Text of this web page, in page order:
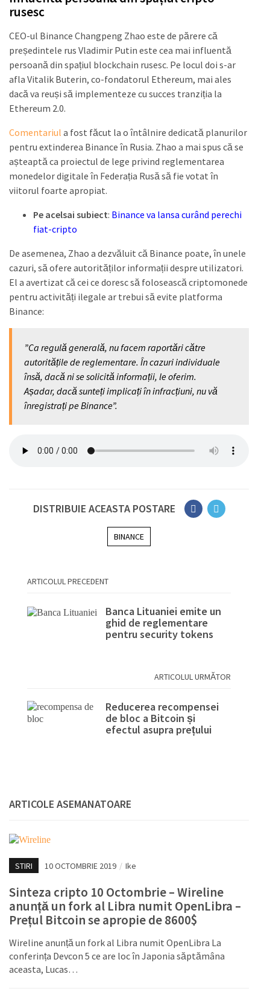
rusesc
CEO-ul Binance Changpeng Zhao este de părere că
președintele rus Vladimir Putin este cea mai influentă
persoană din spațiul blockchain rusesc. Pe locul doi s-ar
afla Vitalik Buterin, co-fondatorul Ethereum, mai ales
dacă va reuși să implementeze cu succes tranziția la
Ethereum 2.0.
Comentariul a fost făcut la o întâlnire dedicată planurilor
pentru extinderea Binance în Rusia. Zhao a mai spus că se
așteaptă ca proiectul de lege privind reglementarea
monedelor digitale în Federația Rusă să fie votat în
viitorul foarte apropiat.
Pe acelsai subiect: Binance va lansa curând perechi
fiat-cripto
De asemenea, Zhao a dezvăluit că Binance poate, în unele
cazuri, să ofere autorităților informații despre utilizatori.
El a avertizat că cei ce doresc să folosească criptomonede
pentru activități ilegale ar trebui să evite platforma
Binance:
”Ca regulă generală, nu facem raportări către
autoritățile de reglementare. În cazuri individuale
însă, dacă ni se solicită informații, le oferim.
Așadar, dacă sunteți implicați în infracțiuni, nu vă
înregistrați pe Binance”.
DISTRIBUIE ACEASTA POSTARE
BINANCE
ARTICOLUL PRECEDENT
Banca Lituaniei emite un
ghid de reglementare
pentru security tokens
ARTICOLUL URMĂTOR
Reducerea recompensei
de bloc a Bitcoin și
efectul asupra prețului
ARTICOLE ASEMANATOARE
STIRI 10 OCTOMBRIE 2019 / Ike
Sinteza cripto 10 Octombrie – Wireline
anunță un fork al Libra numit OpenLibra –
Prețul Bitcoin se apropie de 8600$
Wireline anunță un fork al Libra numit OpenLibra La
conferința Devcon 5 ce are loc în Japonia săptămâna
aceasta, Lucas…